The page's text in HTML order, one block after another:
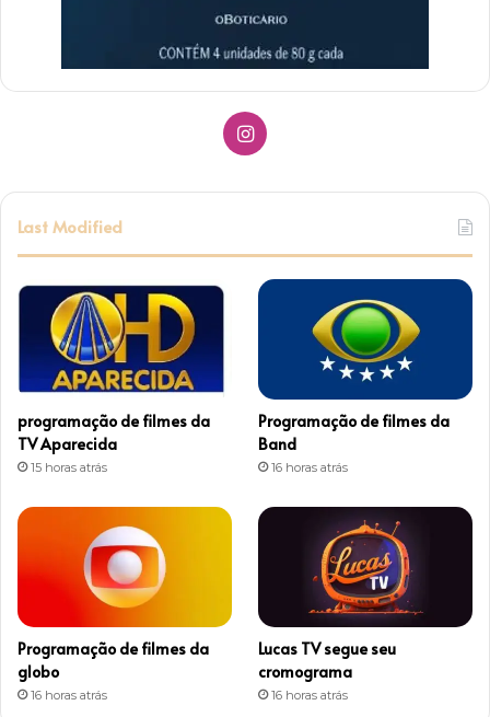
I
t
r
a
Last Modified
programação de filmes da
TV Aparecida
15 horas atrás
Programação de filmes da
Band
16 horas atrás
Programação de filmes da
globo
16 horas atrás
Lucas TV segue seu
cromograma
16 horas atrás